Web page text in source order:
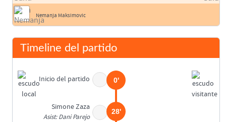
Nemanja Maksimovic
Timeline del partido
Inicio del partido 0'
Simone Zaza
Asist: Dani Parejo
28'